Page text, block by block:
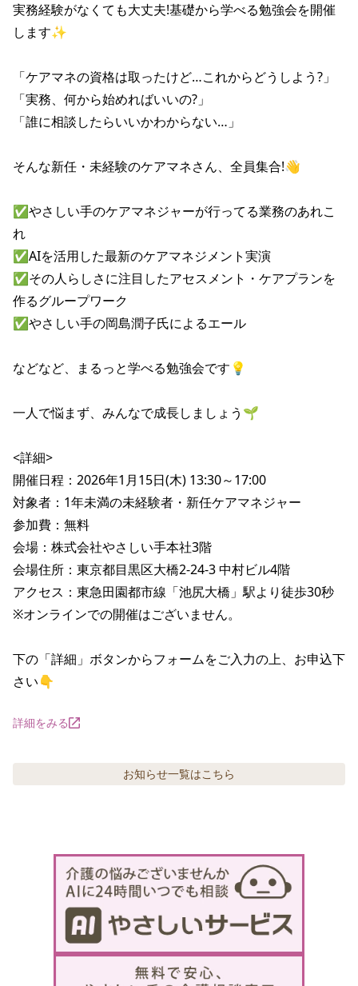
実務経験がなくても大丈夫!基礎から学べる勉強会を開催
します✨
「ケアマネの資格は取ったけど…これからどうしよう?」
「実務、何から始めればいいの?」
「誰に相談したらいいかわからない…」
そんな新任・未経験のケアマネさん、全員集合!👋
✅やさしい手のケアマネジャーが行ってる業務のあれこ
れ
✅AIを活用した最新のケアマネジメント実演
✅その人らしさに注目したアセスメント・ケアプランを
作るグループワーク
✅やさしい手の岡島潤子氏によるエール
などなど、まるっと学べる勉強会です💡
一人で悩まず、みんなで成長しましょう🌱
<詳細>
開催日程：2026年1月15日(木) 13:30～17:00
対象者：1年未満の未経験者・新任ケアマネジャー
参加費：無料
会場：株式会社やさしい手本社3階
会場住所：東京都目黒区大橋2-24-3 中村ビル4階
アクセス：東急田園都市線「池尻大橋」駅より徒歩30秒
※オンラインでの開催はございません。
下の「詳細」ボタンからフォームをご入力の上、お申込下
さい👇
詳細をみる
お知らせ一覧はこちら